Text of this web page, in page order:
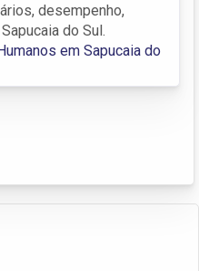
desempenho,
do Sul.
em Sapucaia do